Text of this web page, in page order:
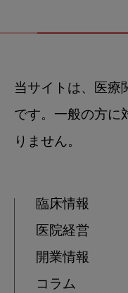
当サイトは、医療
です。一般の方に
りません。
臨床情報
医院経営
開業情報
コラム